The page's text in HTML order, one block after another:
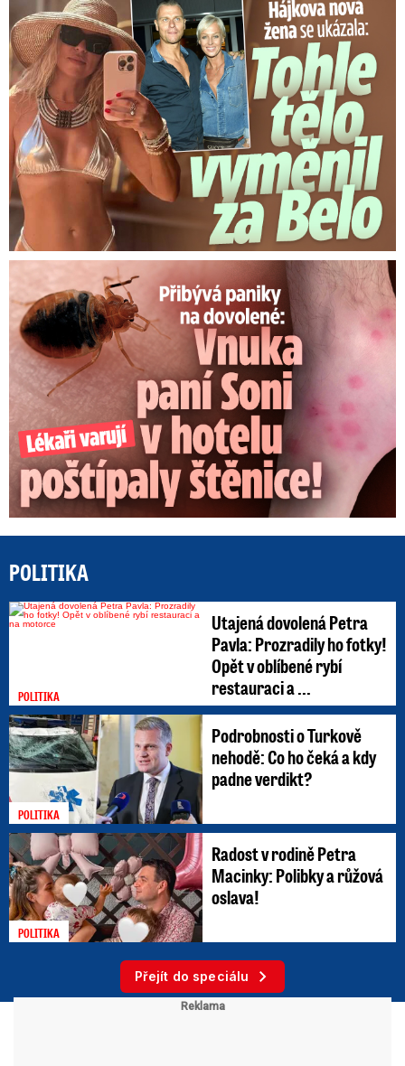
Tohle tělo nahradilo Belo: Nová partnerka se ukázala...
Panika na dovolené: Vnuka Soni v hotelu poštípaly štěnice!
POLITIKA
POLITIKA
Utajená dovolená Petra
Pavla: Prozradily ho fotky!
Opět v oblíbené rybí
restauraci a ...
POLITIKA
Podrobnosti o Turkově
nehodě: Co ho čeká a kdy
padne verdikt?
POLITIKA
Radost v rodině Petra
Macinky: Polibky a růžová
oslava!
Přejít do speciálu